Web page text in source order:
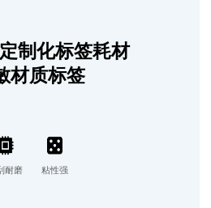
制化标签耗材
材质标签
耐磨 粘性强